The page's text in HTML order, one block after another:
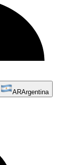
ARArgentina